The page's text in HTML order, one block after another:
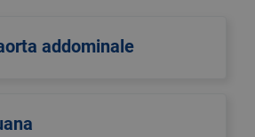
addominale